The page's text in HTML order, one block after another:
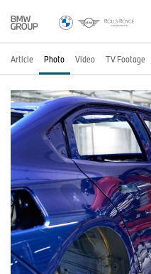
Article Photo Video TV Footage